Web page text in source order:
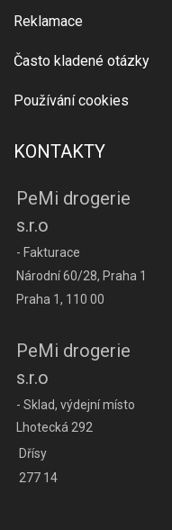
Reklamace
Často kladené otázky
Používání cookies
KONTAKTY
PeMi drogerie
s.r.o
- Fakturace
Národní 60/28, Praha 1
Praha 1, 110 00
PeMi drogerie
s.r.o
- Sklad, výdejní místo
Lhotecká 292
Dřísy
277 14